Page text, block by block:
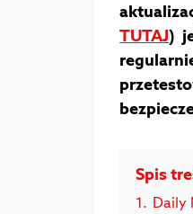
TUTAJ)
Spis
1. Daily